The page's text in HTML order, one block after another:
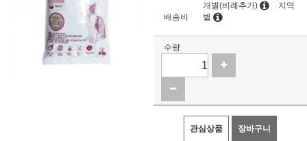
배송비
개별(비례추가)
지역
별
수량
관심상품 장바구니